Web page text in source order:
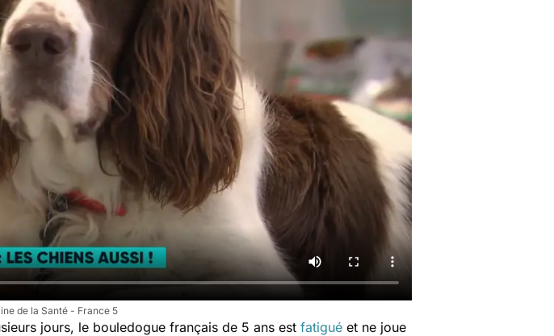
de la Santé - France 5
jours, le bouledogue français de 5 ans est fatigué et ne joue